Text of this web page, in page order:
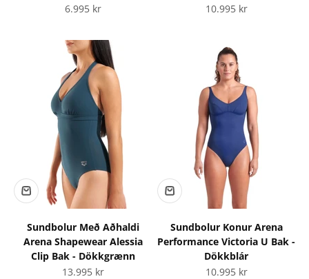
Tilboðsverð
6.995 kr
Tilboðsverð
10.995 kr
Sundbolur Með Aðhaldi
Arena Shapewear Alessia
Clip Bak - Dökkgrænn
Tilboðsverð
13.995 kr
Sundbolur Konur Arena
Performance Victoria U Bak -
Dökkblár
Tilboðsverð
10.995 kr